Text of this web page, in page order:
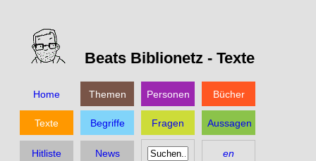
Beats Biblionetz - Texte
Home Themen Personen Bücher
Texte Begriffe Fragen Aussagen
Hitliste News en